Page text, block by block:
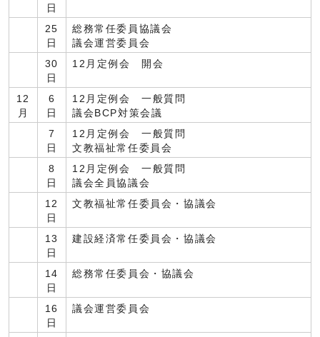
日
25
日
総務常任委員協議会
議会運営委員会
30
日
12月定例会 開会
12
月
6
日
12月定例会 一般質問
議会BCP対策会議
7
日
12月定例会 一般質問
文教福祉常任委員会
8
日
12月定例会 一般質問
議会全員協議会
12
日
文教福祉常任委員会・協議会
13
日
建設経済常任委員会・協議会
14
日
総務常任委員会・協議会
16
日
議会運営委員会